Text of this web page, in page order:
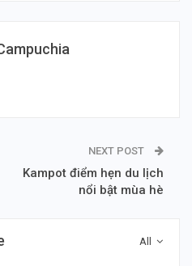
NEXT POST
Kampot điểm hẹn du lịch
nổi bật mùa hè
All